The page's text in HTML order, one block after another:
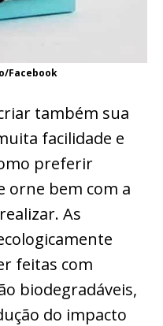
Facebook
também sua
facilidade e
preferir
orne bem com a
As
feitas com
biodegradáveis,
do impacto